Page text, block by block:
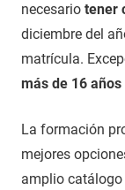
necesario tener
diciembre del
matrícula.
más de 16 años
La formación
mejores
amplio